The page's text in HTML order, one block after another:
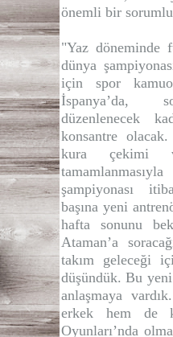
önemli bir
"Yaz döneminde
dünya
için spor
İspanya’da,
düzenlenecek
konsantre
kura çekimi
şampiyonası
başına yeni
hafta sonunu
Ataman’a
takım geleceği
düşündük. Bu
anlaşmaya
erkek hem de
Oyunları’nda